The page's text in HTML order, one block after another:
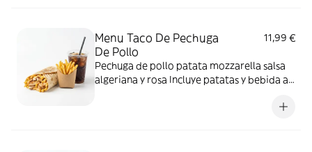
Menu Taco De Pechuga
De Pollo
11,99 €
Pechuga de pollo patata mozzarella salsa
algeriana y rosa Incluye patatas y bebida a